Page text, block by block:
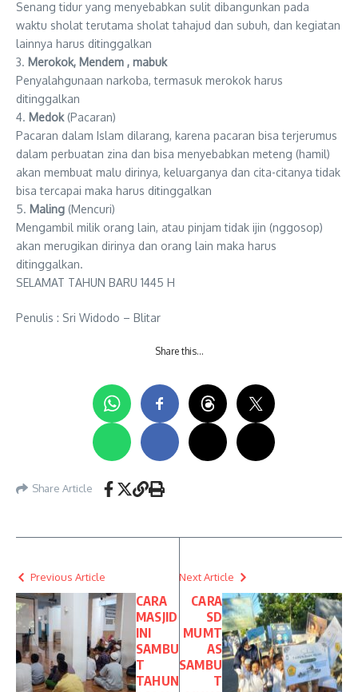
Senang tidur yang menyebabkan sulit dibangunkan pada
waktu sholat terutama sholat tahajud dan subuh, dan kegiatan
lainnya harus ditinggalkan
3. Merokok, Mendem , mabuk
Penyalahgunaan narkoba, termasuk merokok harus
ditinggalkan
4. Medok(Pacaran)
Pacaran dalam Islam dilarang, karena pacaran bisa terjerumus
dalam perbuatan zina dan bisa menyebabkan meteng (hamil)
akan membuat malu dirinya, keluarganya dan cita-citanya tidak
bisa tercapai maka harus ditinggalkan
5. Maling (Mencuri)
Mengambil milik orang lain, atau pinjam tidak ijin (nggosop)
akan merugikan dirinya dan orang lain maka harus
ditinggalkan.
SELAMAT TAHUN BARU 1445 H
Penulis : Sri Widodo – Blitar
Share this…
Share Article
Previous Article
CARA
MASJID
INI
SAMBU
T
TAHUN
Next Article
CARA
SD
MUMT
AS
SAMBU
T